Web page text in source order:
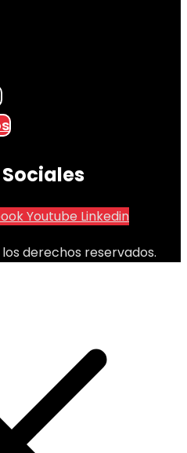
Youtube Linkedin
derechos reservados.